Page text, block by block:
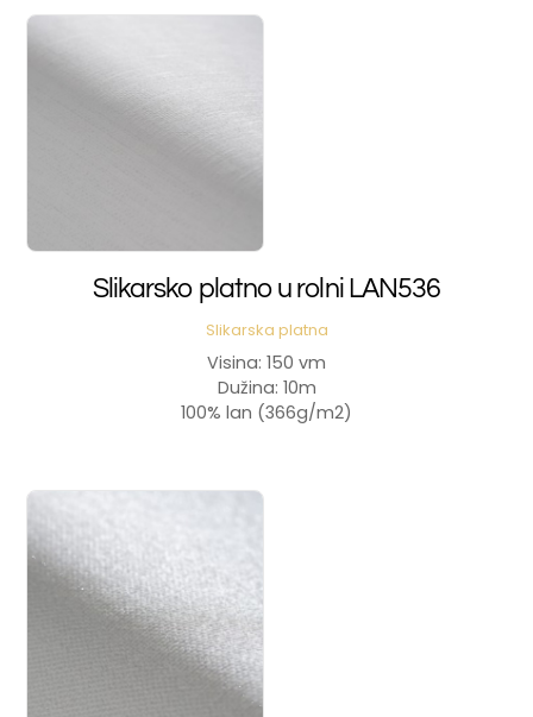
Slikarsko platno u rolni LAN536
Slikarska platna
Visina: 150 vm
Dužina: 10m
100% lan (366g/m2)